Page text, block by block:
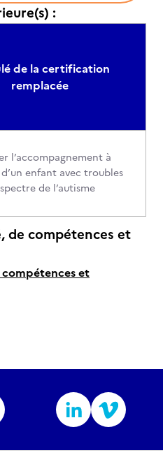
:
de la certification
remplacée
l’accompagnement à
enfant avec troubles
de l’autisme
de compétences et
et